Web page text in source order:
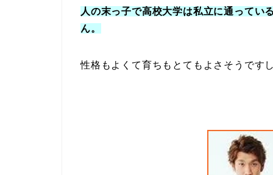
人の末っ子で高校大学は私立に通ってい
ん。
性格もよくて育ちもとてもよさそうです